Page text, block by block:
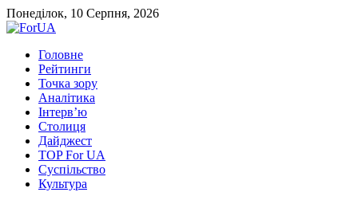
Понеділок, 10 Серпня, 2026
Головне
Рейтинги
Точка зору
Аналітика
Інтерв’ю
Столиця
Дайджест
TOP For UA
Суспiльство
Культура